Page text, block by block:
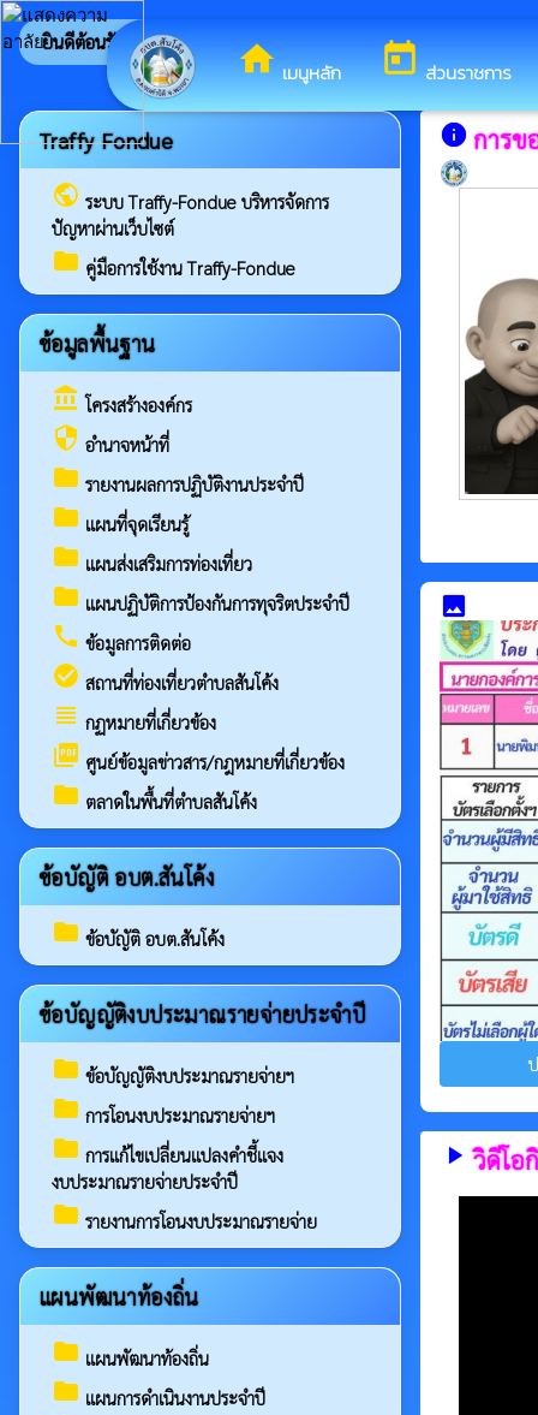
homeเมนูหลัก todayส่วนราชการ
ต้อนรับสู่เว็บไซต์ของ องค์การบริหารส่วนตำบลสันโค้ง
Traffy Fondue
public ระบบ Traffy-Fondue บริหารจัดการ
ปัญหาผ่านเว็บไซต์
folder คู่มือการใช้งาน Traffy-Fondue
ข้อมูลพื้นฐาน
account_balance โครงสร้างองค์กร
security อำนาจหน้าที่
folder รายงานผลการปฏิบัติงานประจำปี
folder แผนที่จุดเรียนรู้
folder แผนส่งเสริมการท่องเที่ยว
folder แผนปฏิบัติการป้องกันการทุจริตประจำปี
call ข้อมูลการติดต่อ
check_circle สถานที่ท่องเที่ยวตำบลสันโค้ง
view_headline กฏหมายที่เกี่ยวข้อง
picture_as_pdf ศูนย์ข้อมูลข่าวสาร/กฎหมายที่เกี่ยวข้อง
folder ตลาดในพื้นที่ตำบลสันโค้ง
ข้อบัญัติ อบต.สันโค้ง
folder ข้อบัญัติ อบต.สันโค้ง
ข้อบัญญัติงบประมาณรายจ่ายประจำปี
folder ข้อบัญญัติงบประมาณรายจ่ายฯ
folder การโอนงบประมาณรายจ่ายฯ
folder การแก้ไขเปลี่ยนแปลงคำชี้แจง
งบประมาณรายจ่ายประจำปี
folder รายงานการโอนงบประมาณรายจ่าย
แผนพัฒนาท้องถิ่น
folder แผนพัฒนาท้องถิ่น
folder แผนการดำเนินงานประจำปี
info การข
image
play_arrow วิดีโอ